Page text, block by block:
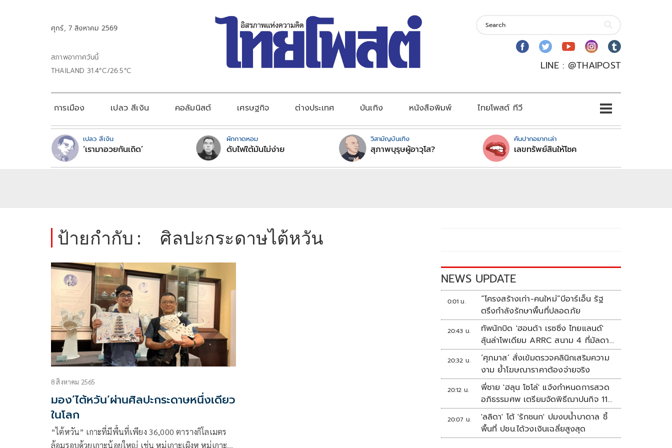
ศุกร์, 7 สิงหาคม 2569
สภาพอากาศวันนี้
THAILAND 31.4°C/26.5°C
LINE : @THAIPOST
การเมือง เปลว สีเงิน คอลัมนิสต์ เศรษฐกิจ ต่างประเทศ บันเทิง หนังสือพิมพ์ ไทยโพสต์ ทีวี
เปลว สีเงิน
‘เรามาอวยกันเถิด’
ผักกาดหอม
ดับไฟใต้มันไม่ง่าย
วิสามัญบันเทิง
สุภาพบุรุษผู้อาวุโส?
คันปากอยากเล่า
เลขทรัพย์สินให้โชค
ป้ายกำกับ : ศิลปะกระดาษไต้หวัน
8 สิงหาคม 2565
มอง’ไต้หวัน’ผ่านศิลปะกระดาษหนึ่งเดียว
ในโลก
“ไต้หวัน” เกาะที่มีพื้นที่เพียง 36,000 ตารางกิโลเมตร
ล้อมรอบด้วยเกาะน้อยใหญ่ เช่น หมู่เกาะเผิงหู หมู่เกาะจิ
NEWS UPDATE
0:01 น.
“โครงสร้างเก่า-คนใหม่”บีอาร์เอ็น รัฐ
ตรึงกำลังรักษาพื้นที่ปลอดภัย
20:43 น.
ทัพนักบิด 'ฮอนด้า เรซซิ่ง ไทยแลนด์'
ลุ้นล่าโพเดียม ARRC สนาม 4 ที่มัลดาลิ
กา
20:32 น.
‘ศุภมาส’ สั่งเข้มตรวจคลินิกเสริมความ
งาม ย้ำโฆษณาราคาต้องจ่ายจริง
20:12 น.
พี่ชาย 'ฮลุน โซโล่' แจ้งกำหนดการสวด
อภิธรรมศพ เตรียมจัดพิธีฌาปนกิจ 11
ส.ค.
20:07 น.
'ลลิดา' โต้ 'รักชนก' ปมงบน้ำบาดาล ชี้
พื้นที่ ปชน.ได้วงเงินเฉลี่ยสูงสุด